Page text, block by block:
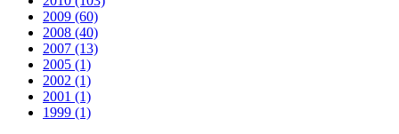
2009 (60)
2008 (40)
2007 (13)
2005 (1)
2002 (1)
2001 (1)
1999 (1)